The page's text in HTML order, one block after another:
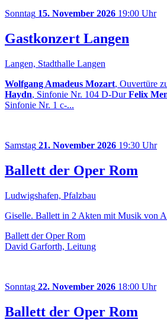
Sonntag 15. November 2026 19:00 Uhr
Gastkonzert Langen
Langen, Stadthalle Langen
Wolfgang Amadeus Mozart, Ouvertüre
Haydn, Sinfonie Nr. 104 D-DurFelix
Sinfonie Nr. 1 c-...
Samstag 21. November 2026 19:30 Uhr
Ballett der Oper Rom
Ludwigshafen, Pfalzbau
Giselle. Ballett in 2 Akten mit Musik von
Ballett der Oper Rom
David Garforth, Leitung
Sonntag 22. November 2026 18:00 Uhr
Ballett der Oper Rom